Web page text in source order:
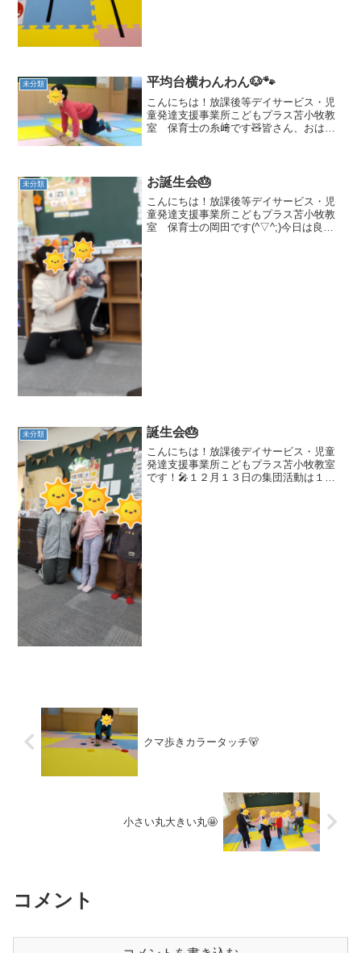
未分類 平均台横わんわん🐶🐾
こんにちは！放課後等デイサービス・児
童発達支援事業所こどもプラス苫小牧教
室 保育士の糸﨑です🧸皆さん、おはよ
いました😱💦今日は...
未分類 お誕生会🎂
こんにちは！放課後等デイサービス・児
童発達支援事業所こどもプラス苫小牧教
室 保育士の岡田です(^▽^;)今日は良い
未分類 誕生会🎂
こんにちは！放課後デイサービス・児童
発達支援事業所こどもプラス苫小牧教室
です！🎤１２月１３日の集団活動は１２
クマ歩きカラータッチ🐻
小さい丸大きい丸🤩
コメント